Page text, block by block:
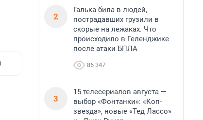
2
Галька била в людей,
пострадавших грузили в
скорые на лежаках. Что
происходило в Геленджике
после атаки БПЛА
86 347
3
15 телесериалов августа —
выбор «Фонтанки»: «Коп-
звезда», новые «Тед Лассо»